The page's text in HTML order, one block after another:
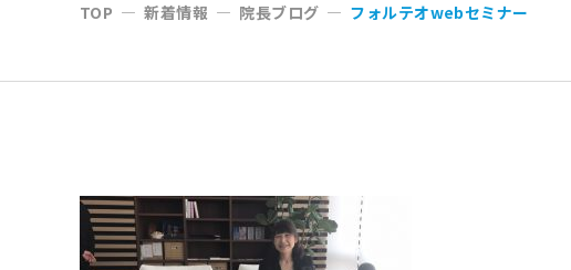
TOP —新着情報 — 院長ブログ — フォルテオwebセミナー